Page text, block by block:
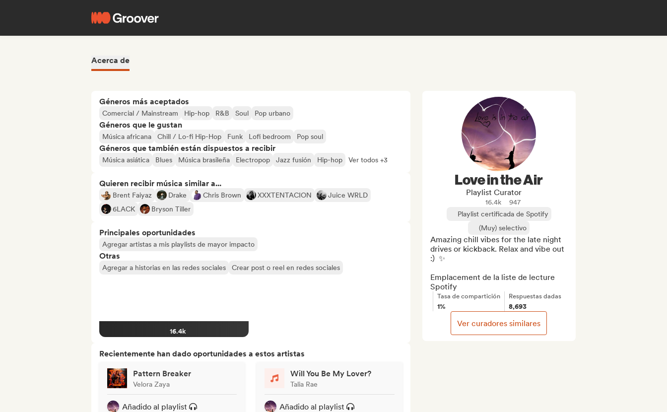
Acerca de
Géneros más aceptados
Comercial / Mainstream Hip-hop R&B Soul Pop urbano
Géneros que le gustan
Música africana Chill / Lo-fi Hip-Hop Funk Lofi bedroom Pop soul
Géneros que también están dispuestos a recibir
Música asiática Blues Música brasileña Electropop Jazz fusión Hip-hop Ver todos +3
Quieren recibir música similar a...
Brent Faiyaz Drake Chris Brown XXXTENTACION
Juice WRLD
6LACK
Bryson Tiller
Principales oportunidades
Agregar artistas a mis playlists de mayor impacto
Otras
Agregar a historias en las redes sociales Crear post o reel en redes sociales
16.4k
Recientemente han dado oportunidades a estos artistas
Pattern Breaker
Velora Zaya
Añadido al playlist
Will You Be My Lover?
Talia Rae
Añadido al playlist
Love in the Air
Playlist Curator
16.4k
947
Playlist certificada de Spotify
(Muy) selectivo
Amazing chill vibes for the late night
drives or kickback. Relax and vibe out
:)  ✨
Emplacement de la liste de lecture
Spotify
Tasa de compartición
1%
Respuestas dadas
8,693
Ver curadores similares